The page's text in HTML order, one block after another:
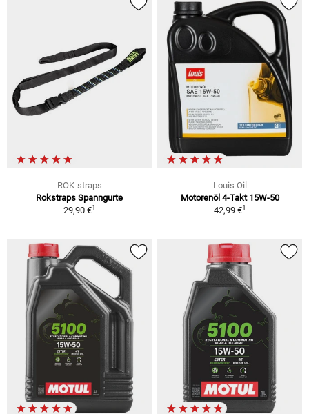
ROK-straps
Rokstraps Spanngurte
29,90 €1
Louis Oil
Motorenöl 4-Takt 15W-50
42,99 €1